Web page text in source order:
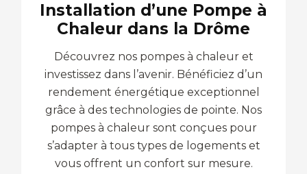
Installation d’une Pompe à
Chaleur dans la Drôme
Découvrez nos pompes à chaleur et
investissez dans l’avenir. Bénéficiez d’un
rendement énergétique exceptionnel
grâce à des technologies de pointe. Nos
pompes à chaleur sont conçues pour
s’adapter à tous types de logements et
vous offrent un confort sur mesure.